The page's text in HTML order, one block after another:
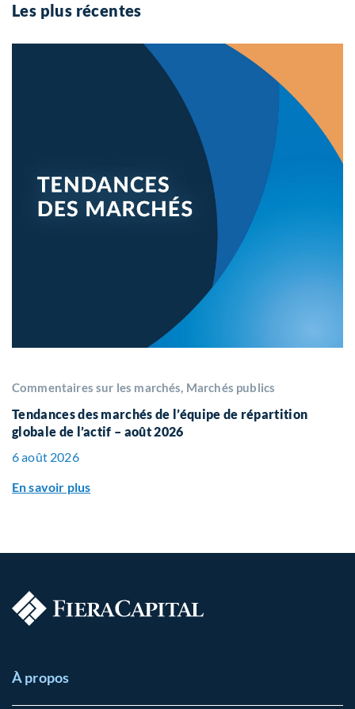
Les plus récentes
Commentaires sur les marchés, Marchés publics
Tendances des marchés de l’équipe de répartition
globale de l’actif – août 2026
6 août 2026
En savoir plus
À propos